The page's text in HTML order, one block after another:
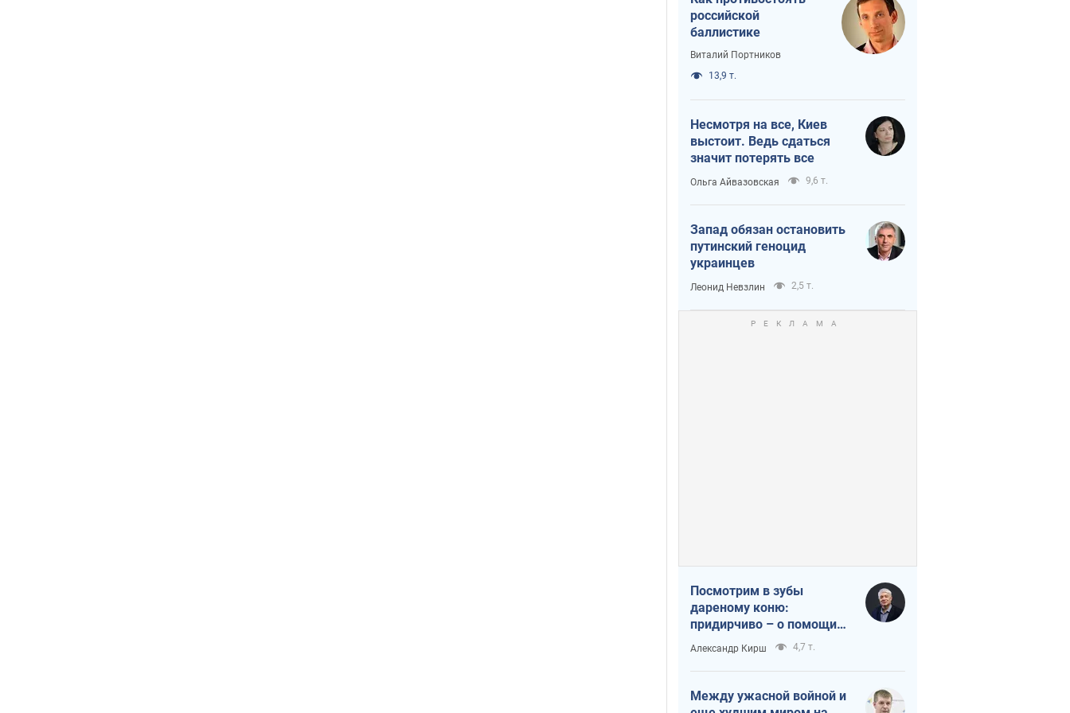
российской
баллистике
Виталий Портников
13,9 т.
Несмотря на все, Киев
выстоит. Ведь сдаться
значит потерять все
Ольга Айвазовская 9,6 т.
Запад обязан остановить
путинский геноцид
украинцев
Леонид Невзлин 2,5 т.
Посмотрим в зубы
дареному коню:
придирчиво – о помощи
Украине
Александр Кирш 4,7 т.
Между ужасной войной и